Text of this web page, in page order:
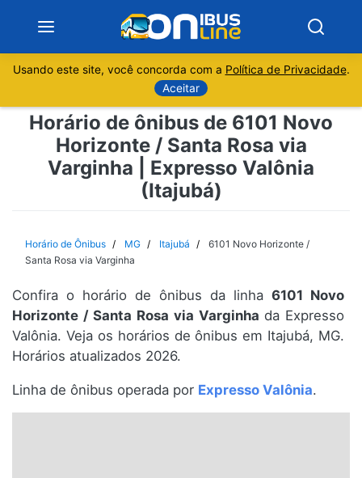
Sobre
Minas Gerais
Rio de Janeiro
Espírito Santo
Paraná
Usando este site, você concorda com a Política de Privacidade.
Aceitar
Horário de ônibus de 6101 Novo
Horizonte / Santa Rosa via
Varginha | Expresso Valônia
(Itajubá)
Horário de Ônibus MG Itajubá
6101 Novo Horizonte /
Santa Rosa via Varginha
Confira o horário de ônibus da linha 6101 Novo
Horizonte / Santa Rosa via Varginha da Expresso
Valônia. Veja os horários de ônibus em Itajubá, MG.
Horários atualizados 2026.
Linha de ônibus operada por Expresso Valônia.